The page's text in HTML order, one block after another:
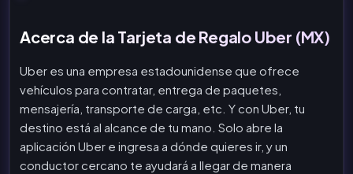
Acerca de la Tarjeta de Regalo Uber (MX)
Uber es una empresa estadounidense que ofrece
vehículos para contratar, entrega de paquetes,
mensajería, transporte de carga, etc. Y con Uber, tu
destino está al alcance de tu mano. Solo abre la
aplicación Uber e ingresa a dónde quieres ir, y un
conductor cercano te ayudará a llegar de manera